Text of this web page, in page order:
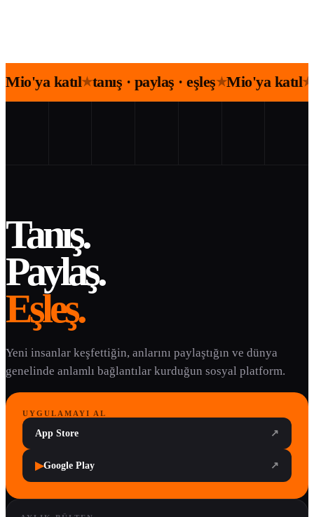
Mio'ya katıl★tanış · paylaş · eşleş★Mio'ya katıl★
Tanış.
Paylaş.
Eşleş.
Yeni insanlar keşfettiğin, anlarını paylaştığın ve dünya
genelinde anlamlı bağlantılar kurduğun sosyal platform.
UYGULAMAYI AL
App Store ↗
▶Google Play ↗